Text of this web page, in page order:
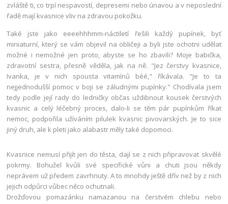
zvláště ti, co trpí nespavostí, depresemi nebo únavou a v neposlední
řadě mají kvasnice vliv na zdravou pokožku.
Také jste jako eeeehhhmm-náctiletí řešili každý pupínek, byť
miniaturní, který se vám objevil na obličeji a byli jste ochotni udělat
možné i nemožné jen proto, abyste se ho zbavili? Moje babička,
zdravotní sestra, přesně věděla, jak na ně. "Jez čerstvy kvasnice,
Ivanka, je v nich spousta vitamínů béé," říkávala. "Je to ta
nejjednodušší pomoc v boji se záludnými pupínky." Chodívala jsem
tedy podle její rady do ledničky občas uždibnout kousek čerstvých
kvasnic a celý léčebný proces, dalo-li se těm pár pupínkům říkat
nemoc, podpořila užíváním pilulek kvasnic pivovarských. Je to sice
jiný druh, ale k pleti jako alabastr měly také dopomoci.
Kvasnice nemusí přijít jen do těsta, dají se z nich připravovat skvělé
pokrmy. Bohužel kvůli své specifické vůni a chuti jsou někdy
neprávem už předem zavrhnuty. A to mnohdy ještě dřív než by z nich
jejich odpůrci vůbec něco ochutnali.
Drožďovou pomazánku namazanou na čerstvém chlebu nebo